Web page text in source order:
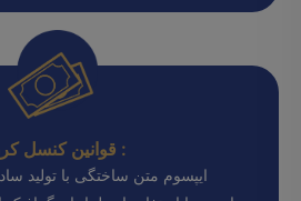
قوانین کنسل کردن :
ایپسوم متن ساختگی با تولید